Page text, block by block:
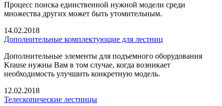
Процесс поиска единственной нужной модели среди
множества других может быть утомительным.
14.02.2018
Дополнительные комплектующие для лестниц
Дополнительные элементы для подъемного оборудования
Krause нужны Вам в том случае, когда возникает
необходимость улучшить конкретную модель.
12.02.2018
Телескопические лестницы